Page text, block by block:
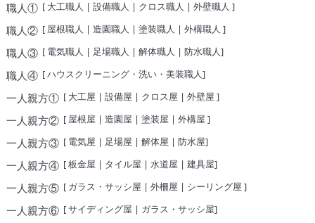
職人①[ 大工職人 | 設備職人 | クロス職人 | 外壁職人 ]
職人②[ 屋根職人 | 造園職人 | 塗装職人 | 外構職人 ]
職人③[ 電気職人 | 足場職人 | 解体職人 | 防水職人]
職人④[ハウスクリーニング・洗い・美装職人]
一人親方①[ 大工屋 | 設備屋 | クロス屋 | 外壁屋 ]
一人親方②[ 屋根屋 | 造園屋 | 塗装屋 | 外構屋 ]
一人親方③[ 電気屋 | 足場屋 | 解体屋 | 防水屋]
一人親方④[板金屋 | タイル屋 | 水道屋 | 建具屋]
一人親方⑤[ ガラス・サッシ屋 | 外柵屋 | シーリング屋 ]
一人親方⑥[サイディング屋 | ガラス・サッシ屋]